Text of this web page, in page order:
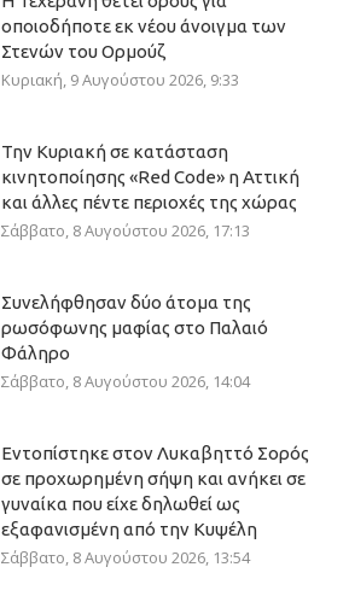
οποιοδήποτε εκ νέου άνοιγμα των
Στενών του Ορμούζ
Κυριακή, 9 Αυγούστου 2026, 9:33
Την Κυριακή σε κατάσταση
κινητοποίησης «Red Code» η Αττική
και άλλες πέντε περιοχές της χώρας
Σάββατο, 8 Αυγούστου 2026, 17:13
Συνελήφθησαν δύο άτομα της
ρωσόφωνης μαφίας στο Παλαιό
Φάληρο
Σάββατο, 8 Αυγούστου 2026, 14:04
Εντοπίστηκε στον Λυκαβηττό Σορός
σε προχωρημένη σήψη και ανήκει σε
γυναίκα που είχε δηλωθεί ως
εξαφανισμένη από την Κυψέλη
Σάββατο, 8 Αυγούστου 2026, 13:54